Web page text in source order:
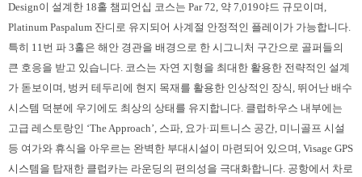
Design이 설계한 18홀 챔피언십 코스는 Par 72, 약 7,019야드 규모이며,
Platinum Paspalum 잔디로 유지되어 사계절 안정적인 플레이가 가능합니다.
특히 11번 파 3홀은 해안 경관을 배경으로 한 시그니처 구간으로 골퍼들의
큰 호응을 받고 있습니다. 코스는 자연 지형을 최대한 활용한 전략적인 설계
가 돋보이며, 벙커 테두리에 현지 목재를 활용한 인상적인 장식, 뛰어난 배수
시스템 덕분에 우기에도 최상의 상태를 유지합니다. 클럽하우스 내부에는
고급 레스토랑인 ‘The Approach’, 스파, 요가·피트니스 공간, 미니골프 시설
등 여가와 휴식을 아우르는 완벽한 부대시설이 마련되어 있으며, Visage GPS
시스템을 탑재한 클럽카는 라운딩의 편의성을 극대화합니다. 공항에서 차로